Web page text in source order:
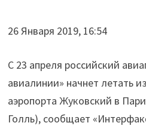
26 Января 2019, 16:54
С 23 апреля российский
авиалинии» начнет летать
аэропорта Жуковский в
Голль), сообщает